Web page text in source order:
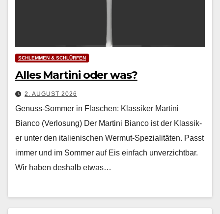
SCHLEMMEN & SCHLÜRFEN
Alles Martini oder was?
2. AUGUST 2026
Genuss-Sommer in Flaschen: Klassiker Martini
Bianco (Verlosung) Der Mar­ti­ni Bian­co ist der Klas­sik­
er unter den ital­ienis­chen Wer­mut-Spezial­itäten. Passt
immer und im Som­mer auf Eis ein­fach unverzicht­bar.
Wir haben deshalb etwas…